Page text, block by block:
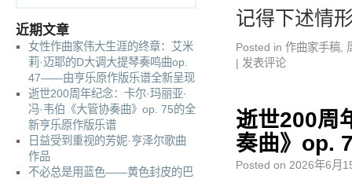
记得下述情
Posted in 作曲家手稿
| 发表评论
逝世200周
奏曲》op.
Posted on 2026年6月
近期文章
女性作曲家伟大生涯的终章：艾米
莉·迈耶的D大调大提琴奏鸣曲op.
47——由亨乐原作版乐谱全新呈现
逝世200周年纪念：卡尔·玛丽亚·
冯·韦伯《大管协奏曲》op. 75的全
新亨乐原作版乐谱
日益受到重视的芳妮·亨泽尔歌曲
作品
不必总是用蓝色——黄色封皮的巴